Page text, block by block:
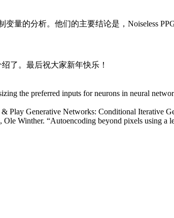
量的分析。他们的主要结论是，Noiseless
了。最后祝大家新年快乐！
the preferred inputs for neurons in neural
Generative Networks: Conditional Iterative
Winther. “Autoencoding beyond pixels using a